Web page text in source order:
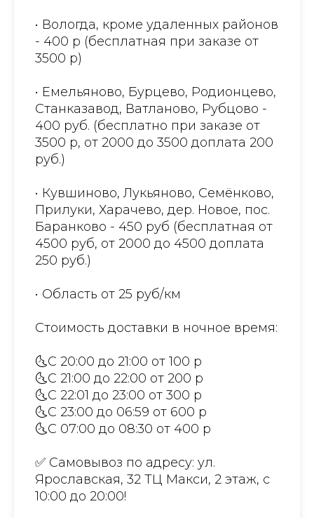
• Вологда, кроме удаленных районов
- 400 р (бесплатная при заказе от
3500 р)
• Емельяново, Бурцево, Родионцево,
Станказавод, Ватланово, Рубцово -
400 руб. (бесплатно при заказе от
3500 р, от 2000 до 3500 доплата 200
руб.)
• Кувшиново, Лукьяново, Семёнково,
Прилуки, Харачево, дер. Новое, пос.
Баранково - 450 руб (бесплатная от
4500 руб, от 2000 до 4500 доплата
250 руб.)
• Область от 25 руб/км
Стоимость доставки в ночное время:
🌜С 20:00 до 21:00 от 100 р
🌜С 21:00 до 22:00 от 200 р
🌜С 22:01 до 23:00 от 300 р
🌜С 23:00 до 06:59 от 600 р
🌜С 07:00 до 08:30 от 400 р
✅ Самовывоз по адресу: ул.
Ярославская, 32 ТЦ Макси, 2 этаж, с
10:00 до 20:00!